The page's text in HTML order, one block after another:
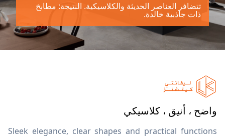
تتضافر العناصر الحديثة والكلاسيكية. النتيجة: مطابخ
ذات جاذبية خالدة.
واضح ، أنيق ، كلاسيكي
Sleek elegance, clear shapes and practical functions